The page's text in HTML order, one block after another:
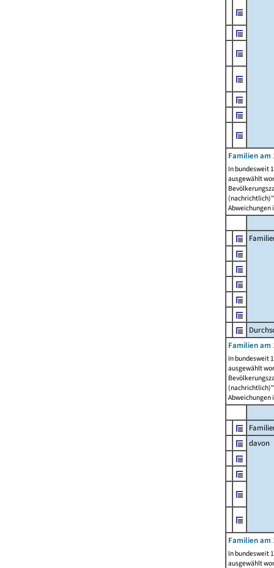
Familien am
In bundesweit
ausgewählt
Abweichungen
Familien am
In bundesweit
ausgewählt
Abweichungen
davon
Familien am
In bundesweit
ausgewählt